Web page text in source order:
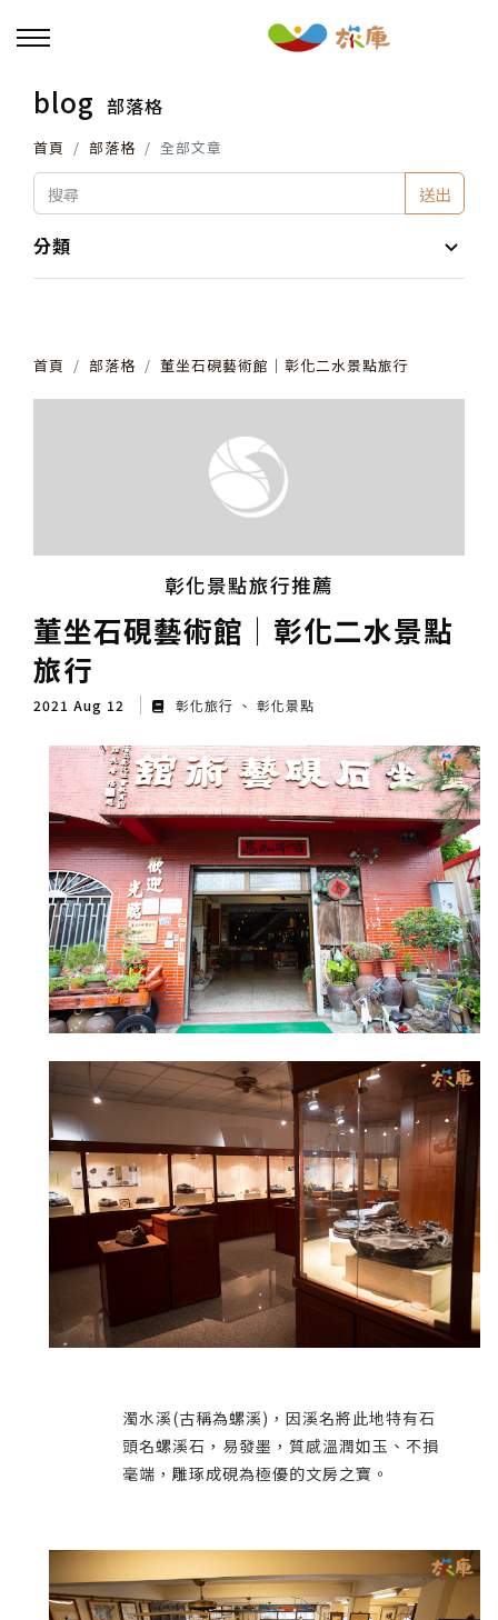
回主選單
活動報名
小旅行及主題導覽
其他活動
blog 部落格
首頁 部落格 全部文章
送出
分類
首頁 部落格 董坐石硯藝術館│彰化二水景點旅行
彰化景點旅行推薦
董坐石硯藝術館│彰化二水景點
旅行
2021 Aug 12 彰化旅行 彰化景點
濁水溪(古稱為螺溪)，因溪名將此地特有石
頭名螺溪石，易發墨，質感溫潤如玉、不損
毫端，雕琢成硯為極優的文房之寶。